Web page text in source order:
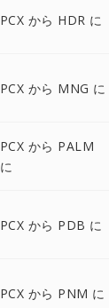
PCX から HDR に
PCX から MNG に
PCX から PALM
に
PCX から PDB に
PCX から PNM に